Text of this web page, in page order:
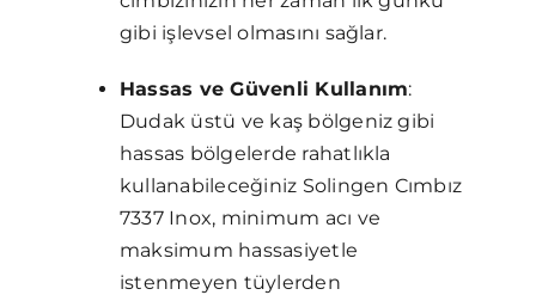
gibi işlevsel olmasını sağlar.
Hassas ve Güvenli Kullanım:
Dudak üstü ve kaş bölgeniz gibi
hassas bölgelerde rahatlıkla
kullanabileceğiniz Solingen Cımbız
7337 Inox, minimum acı ve
maksimum hassasiyetle
istenmeyen tüylerden